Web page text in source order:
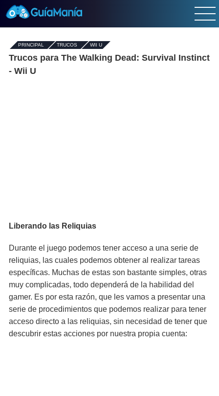
PRINCIPAL - TRUCOS- WII U
Trucos para The Walking Dead: Survival Instinct
- Wii U
Liberando las Reliquias
Durante el juego podemos tener acceso a una serie de
reliquias, las cuales podemos obtener al realizar tareas
específicas. Muchas de estas son bastante simples, otras
muy complicadas, todo dependerá de la habilidad del
gamer. Es por esta razón, que les vamos a presentar una
serie de procedimientos que podemos realizar para tener
acceso directo a las reliquias, sin necesidad de tener que
descubrir estas acciones por nuestra propia cuenta: